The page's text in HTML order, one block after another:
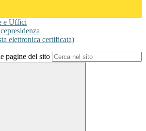
e Uffici
elettronica certificata)
pagine del sito